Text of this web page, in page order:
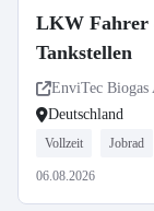
LKW Fahrer
Tankstellen
EnviTec Biogas
Deutschland
Vollzeit Jobrad
06.08.2026